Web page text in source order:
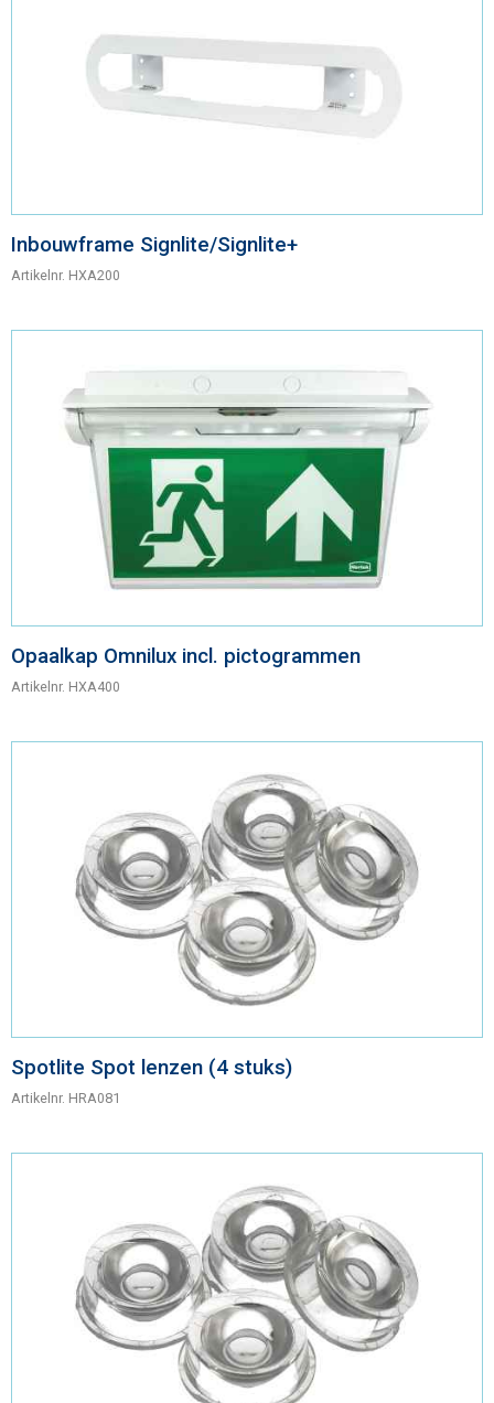
Inbouwframe Signlite/Signlite+
Artikelnr. HXA200
Opaalkap Omnilux incl. pictogrammen
Artikelnr. HXA400
Spotlite Spot lenzen (4 stuks)
Artikelnr. HRA081